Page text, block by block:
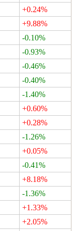
+0.24%
+9.88%
-0.10%
-0.93%
-0.46%
-0.40%
-1.40%
+0.60%
+0.28%
-1.26%
+0.05%
-0.41%
+8.18%
-1.36%
+1.33%
+2.05%